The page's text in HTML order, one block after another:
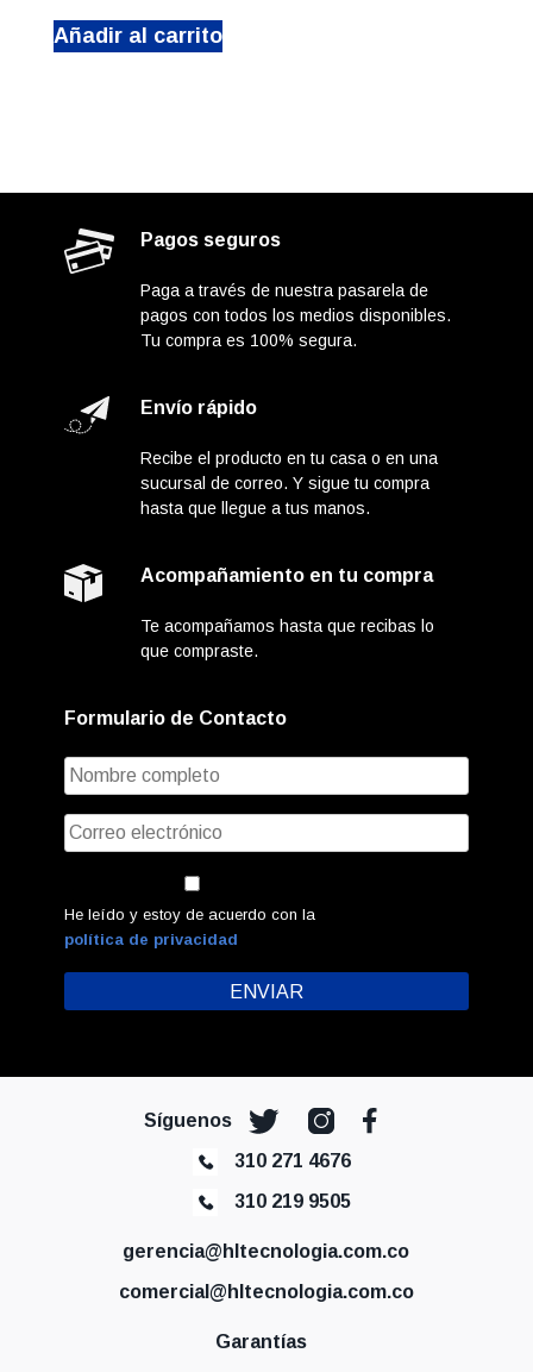
Añadir al carrito
Pagos seguros
Paga a través de nuestra pasarela de
pagos con todos los medios disponibles.
Tu compra es 100% segura.
Envío rápido
Recibe el producto en tu casa o en una
sucursal de correo. Y sigue tu compra
hasta que llegue a tus manos.
Acompañamiento en tu compra
Te acompañamos hasta que recibas lo
que compraste.
Formulario de Contacto
He leído y estoy de acuerdo con la
política de privacidad
Síguenos
310 271 4676
310 219 9505
gerencia@hltecnologia.com.co
comercial@hltecnologia.com.co
Garantías